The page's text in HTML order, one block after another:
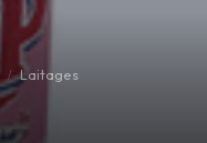
Laitages